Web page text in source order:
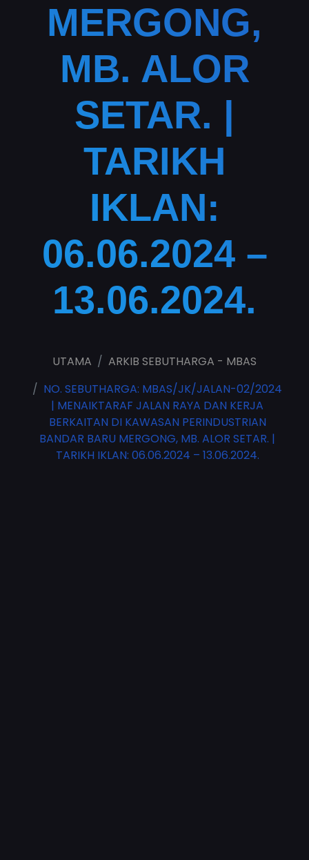
MERGONG,
MB. ALOR
SETAR. |
TARIKH
IKLAN:
06.06.2024 –
13.06.2024.
UTAMA
ARKIB SEBUTHARGA - MBAS
NO. SEBUTHARGA: MBAS/JK/JALAN-02/2024
| MENAIKTARAF JALAN RAYA DAN KERJA
BERKAITAN DI KAWASAN PERINDUSTRIAN
BANDAR BARU MERGONG, MB. ALOR SETAR. |
TARIKH IKLAN: 06.06.2024 – 13.06.2024.